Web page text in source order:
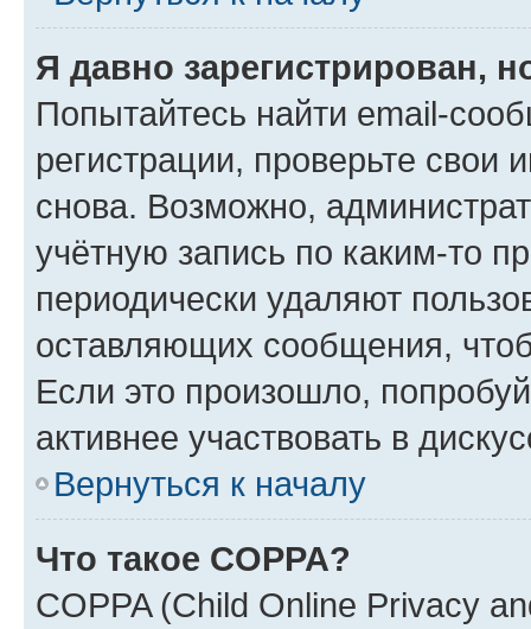
Я давно зарегистрирован,
Попытайтесь найти email-
регистрации, проверьте свои
снова. Возможно,
учётную запись по каким-то
периодически удаляют
оставляющих сообщения,
Если это произошло,
активнее участвовать в
Вернуться к началу
Что такое COPPA?
COPPA (Child Online Privacy